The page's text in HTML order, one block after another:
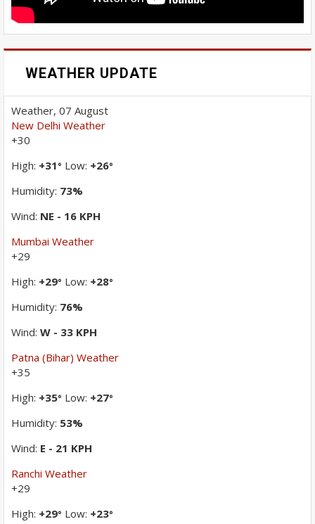
WEATHER UPDATE
Weather, 07 August
New Delhi Weather
+30
High: +31° Low: +26°
Humidity: 73%
Wind: NE - 16 KPH
Mumbai Weather
+29
High: +29° Low: +28°
Humidity: 76%
Wind: W - 33 KPH
Patna (Bihar) Weather
+35
High: +35° Low: +27°
Humidity: 53%
Wind: E - 21 KPH
Ranchi Weather
+29
High: +29° Low: +23°